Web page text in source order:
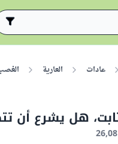
عادات العارية
هل يشرع أن